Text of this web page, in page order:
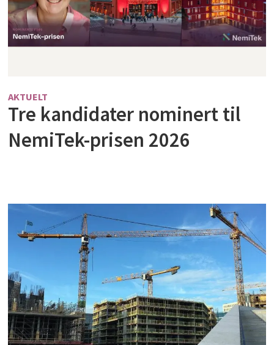
AKTUELT
Tre kandidater nominert til
NemiTek-prisen 2026